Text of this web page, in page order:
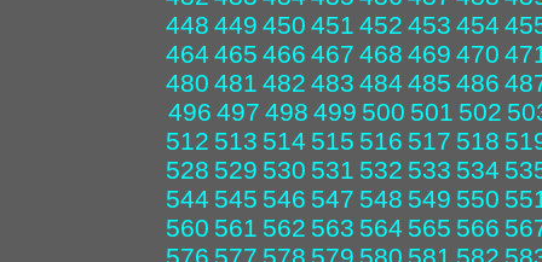
448 449 450 451 452 453 454
464 465 466 467 468 469 470
480 481 482 483 484 485 486
496 497 498 499 500 501 502
512 513 514 515 516 517 518
528 529 530 531 532 533 534
544 545 546 547 548 549 550
560 561 562 563 564 565 566